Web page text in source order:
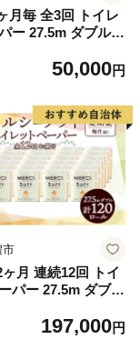
月毎 全3回 トイレ
ー 27.5m ダブル 4
フト 紙 ペーパー 日
蓄 ストック 便利
応援 川一製紙
50,000円
市
月 連続12回 トイ
パー 27.5m ダブル
フト 紙 ペーパー 日
197,000円